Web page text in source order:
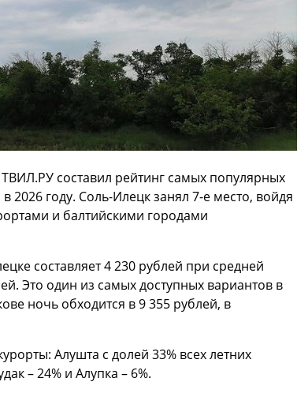
составил рейтинг самых популярных
2026 году. Соль-Илецк занял 7-е место, войдя
и балтийскими городами
составляет 4 230 рублей при средней
Это один из самых доступных вариантов в
ночь обходится в 9 355 рублей, в
Алушта с долей 33% всех летних
– 24% и Алупка – 6%.